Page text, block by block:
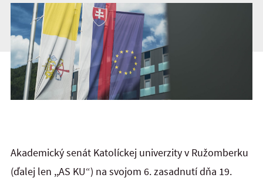
Akademický senát Katolíckej univerzity v Ružomberku
(ďalej len ,,AS KU“) na svojom 6. zasadnutí dňa 19.